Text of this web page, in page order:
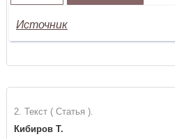
Источник
2. Текст ( Статья ).
Кибиров Т.